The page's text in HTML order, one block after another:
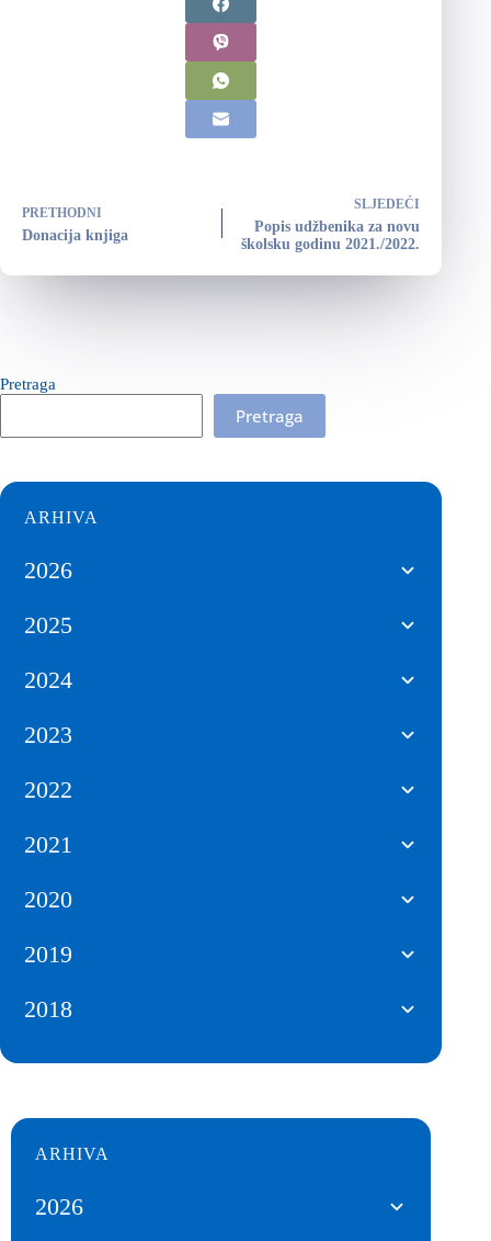
PRETHODNI
Donacija knjiga
SLJEDEĆI
Popis udžbenika za novu
školsku godinu 2021./2022.
Pretraga
Pretraga
ARHIVA
2026
2025
2024
2023
2022
2021
2020
2019
2018
ARHIVA
2026